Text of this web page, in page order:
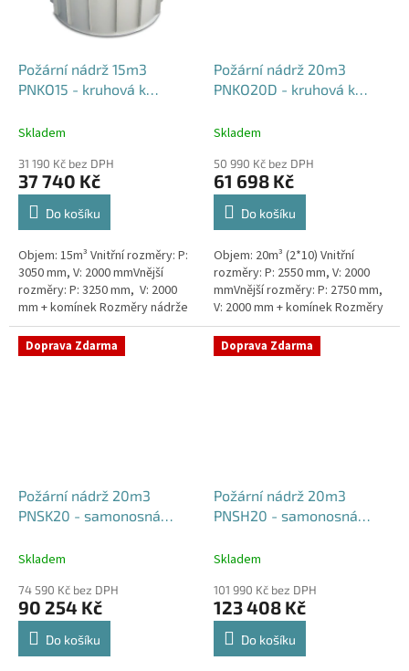
Požární nádrž 15m3
PNKO15 - kruhová k
Skladem
31 190 Kč bez DPH
37 740 Kč
Do košíku
Objem: 15m³ Vnitřní rozměry: P:
3050 mm, V: 2000 mmVnější
rozměry: P: 3250 mm, V: 2000
mm + komínek Rozměry nádrže
možno jakkoliv upravit -
vyrobíme nádrž na míru!Nádrž...
Požární nádrž 20m3
PNKO20D - kruhová k
Skladem
50 990 Kč bez DPH
61 698 Kč
Do košíku
Objem: 20m³ (2*10) Vnitřní
rozměry: P: 2550 mm, V: 2000
mmVnější rozměry: P: 2750 mm,
V: 2000 mm + komínek Rozměry
nádrže možno jakkoliv upravit -
vyrobíme nádrž na...
Doprava Zdarma
Požární nádrž 20m3
PNSK20 - samonosná
Skladem
74 590 Kč bez DPH
90 254 Kč
Do košíku
Doprava Zdarma
Požární nádrž 20m3
PNSH20 - samonosná
Skladem
101 990 Kč bez DPH
123 408 Kč
Do košíku